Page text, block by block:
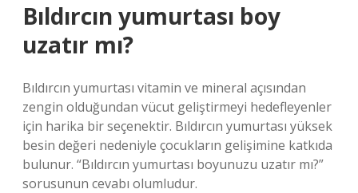
Bıldırcın yumurtası boy
uzatır mı?
Bıldırcın yumurtası vitamin ve mineral açısından
zengin olduğundan vücut geliştirmeyi hedefleyenler
için harika bir seçenektir. Bıldırcın yumurtası yüksek
besin değeri nedeniyle çocukların gelişimine katkıda
bulunur. “Bıldırcın yumurtası boyunuzu uzatır mı?”
sorusunun cevabı olumludur.